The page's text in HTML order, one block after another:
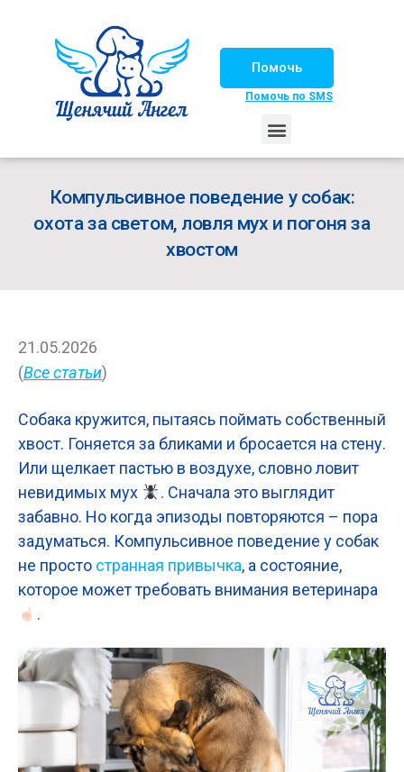
Помочь
Помочь по SMS
Компульсивное поведение у собак:
охота за светом, ловля мух и погоня за
хвостом
21.05.2026
(Все статьи)
Собака кружится, пытаясь поймать собственный
хвост. Гоняется за бликами и бросается на стену.
Или щелкает пастью в воздухе, словно ловит
невидимых мух
. Сначала это выглядит
забавно. Но когда эпизоды повторяются – пора
задуматься. Компульсивное поведение у собак
не просто странная привычка, а состояние,
которое может требовать внимания ветеринара
.